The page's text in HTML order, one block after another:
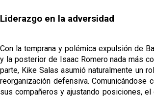
Liderazgo en la adversidad
Con la temprana y polémica expulsión de
y la posterior de Isaac Romero nada más
parte, Kike Salas asumió naturalmente un
reorganización defensiva. Comunicándose
sus compañeros y ajustando posiciones,